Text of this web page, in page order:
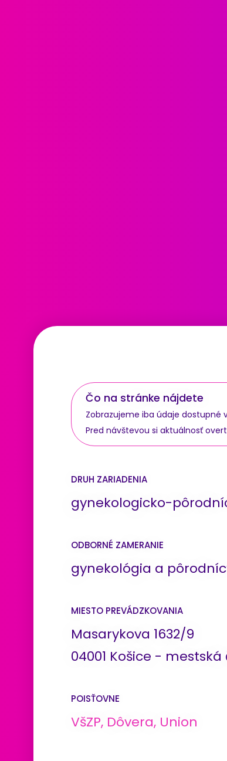
Čo na stránke nájdete
Zobrazujeme iba údaje dostupné
Pred návštevou si aktuálnosť
DRUH ZARIADENIA
gynekologicko-
ODBORNÉ ZAMERANIE
gynekológia a
MIESTO PREVÁDZKOVANIA
Masarykova 1632/9
04001 Košice -
POISŤOVNE
VšZP, Dôvera, Union